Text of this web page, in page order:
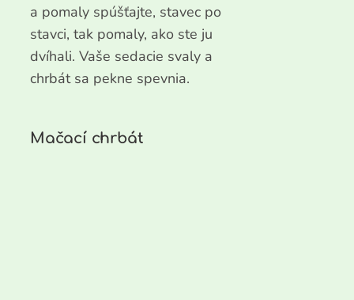
a pomaly spúšťajte, stavec po
stavci, tak pomaly, ako ste ju
dvíhali. Vaše sedacie svaly a
chrbát sa pekne spevnia.
Mačací chrbát